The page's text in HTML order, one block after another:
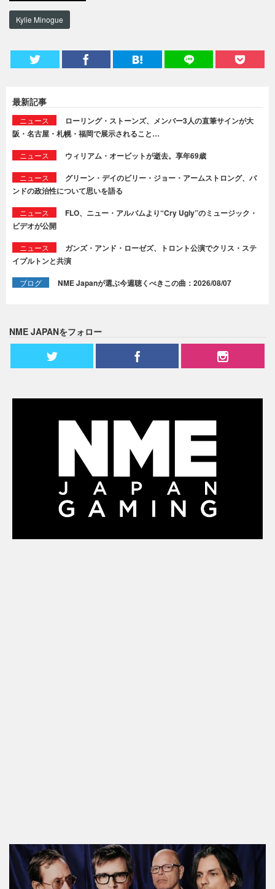
Kylie Minogue
最新記事
ニュース
ローリング・ストーンズ、メンバー3人の直筆サインが大
阪・名古屋・札幌・福岡で展示されること…
ニュース ウィリアム・オービットが逝去。享年69歳
ニュース
グリーン・デイのビリー・ジョー・アームストロング、バ
ンドの政治性について思いを語る
ニュース
FLO、ニュー・アルバムより“Cry Ugly”のミュージック・
ビデオが公開
ニュース
ガンズ・アンド・ローゼズ、トロント公演でクリス・ステ
イプルトンと共演
ブログ NME Japanが選ぶ今週聴くべきこの曲：2026/08/07
NME JAPANをフォロー